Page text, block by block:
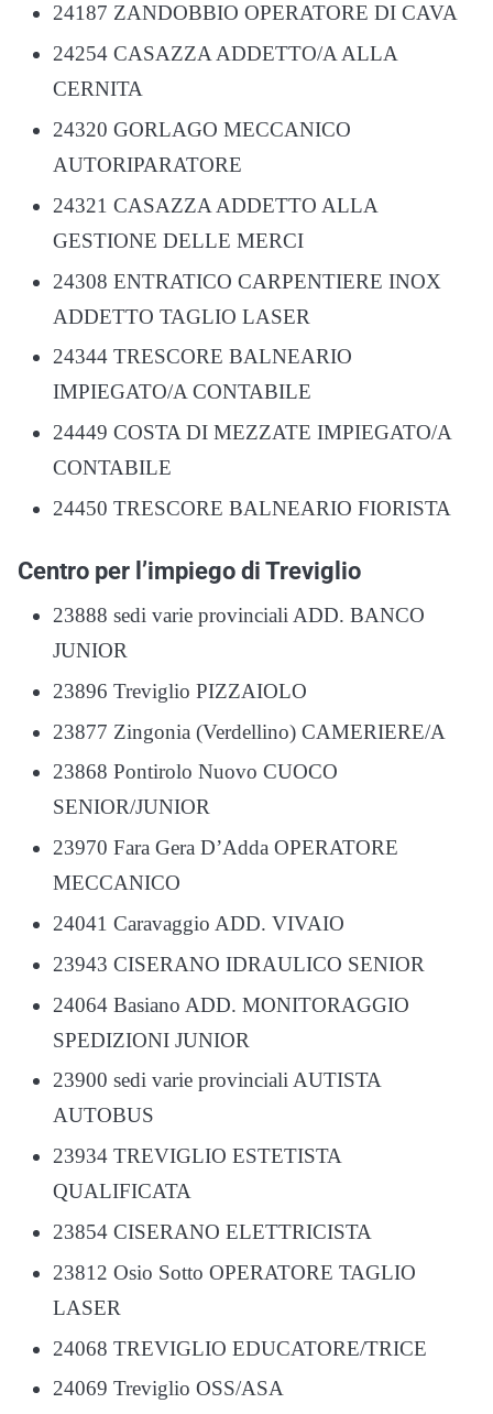
24187 ZANDOBBIO OPERATORE DI CAVA
24254 CASAZZA ADDETTO/A ALLA
CERNITA
24320 GORLAGO MECCANICO
AUTORIPARATORE
24321 CASAZZA ADDETTO ALLA
GESTIONE DELLE MERCI
24308 ENTRATICO CARPENTIERE INOX
ADDETTO TAGLIO LASER
24344 TRESCORE BALNEARIO
IMPIEGATO/A CONTABILE
24449 COSTA DI MEZZATE IMPIEGATO/A
CONTABILE
24450 TRESCORE BALNEARIO FIORISTA
Centro per l’impiego di Treviglio
23888 sedi varie provinciali ADD. BANCO
JUNIOR
23896 Treviglio PIZZAIOLO
23877 Zingonia (Verdellino) CAMERIERE/A
23868 Pontirolo Nuovo CUOCO
SENIOR/JUNIOR
23970 Fara Gera D’Adda OPERATORE
MECCANICO
24041 Caravaggio ADD. VIVAIO
23943 CISERANO IDRAULICO SENIOR
24064 Basiano ADD. MONITORAGGIO
SPEDIZIONI JUNIOR
23900 sedi varie provinciali AUTISTA
AUTOBUS
23934 TREVIGLIO ESTETISTA
QUALIFICATA
23854 CISERANO ELETTRICISTA
23812 Osio Sotto OPERATORE TAGLIO
LASER
24068 TREVIGLIO EDUCATORE/TRICE
24069 Treviglio OSS/ASA